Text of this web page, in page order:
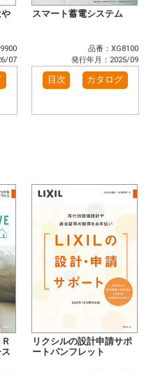
トイレ（1）
その他（5）
07
スマート蓄電システム
品番：XG8100
発行年月：2025/09
目次 カタログ
リクシルの設計申請サポ
ートパンフレット